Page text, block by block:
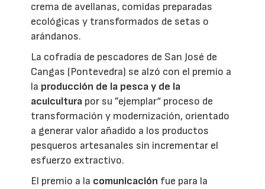
crema de avellanas, comidas preparadas
ecológicas y transformados de setas o
arándanos.
La cofradía de pescadores de San José de
Cangas (Pontevedra) se alzó con el premio a
la producción de la pesca y de la
acuicultura por su ”ejemplar“ proceso de
transformación y modernización, orientado
a generar valor añadido a los productos
pesqueros artesanales sin incrementar el
esfuerzo extractivo.
El premio a la comunicación fue para la